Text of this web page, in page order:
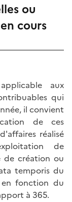
ou
cours
aux
qui
il convient
de ces
réalisé
de
de création ou
temporis du
fonction du
à 365.